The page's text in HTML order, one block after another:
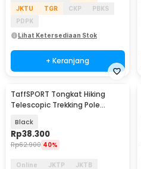
JKTU
TGR CKP
PBKS
PDPK
Lihat Ketersediaan Stok
+ Keranjang
TaffSPORT Tongkat Hiking
Telescopic Trekking Pole
Black
Rp38.300
Rp62.900 40%
Online JKTP
JKTB